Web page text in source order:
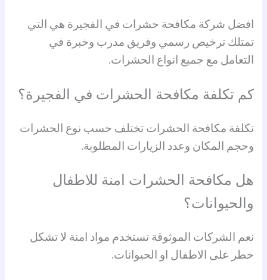
افضل شركة مكافحة حشرات في الفجيرة هي التي
تمتلك ترخيص رسمي وفريق مدرب وخبرة في
التعامل مع جميع انواع الحشرات.
كم تكلفة مكافحة الحشرات في الفجيرة؟
تكلفة مكافحة الحشرات تختلف حسب نوع الحشرات
وحجم المكان وعدد الزيارات المطلوبة.
هل مكافحة الحشرات امنة للاطفال
والحيوانات؟
نعم الشركات الموثوقة تستخدم مواد امنة لا تشكل
خطر على الاطفال او الحيوانات.